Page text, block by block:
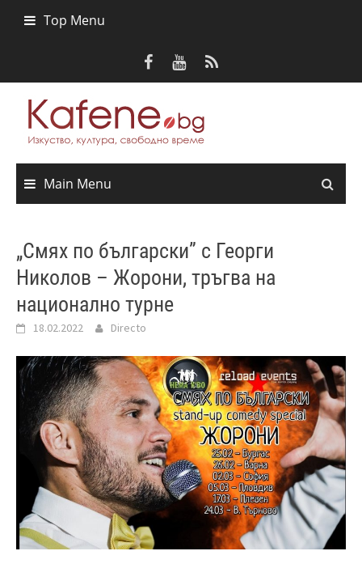
Top Menu
Main Menu
„Смях по български” с Георги
Николов – Жорони, тръгва на
национално турне
18.02.2022 Directo